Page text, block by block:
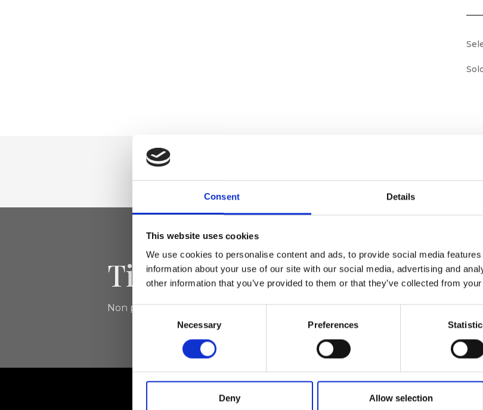
Consent Details
This website uses cookies
We use cookies to personalise content and ads, to provide social media
information about your use of our site with our social media, advertising and
other information that you’ve provided to them or that they’ve collected from
Consent
Necessary Preferences
Deny Allow selection
Tieniti aggiornato
Non perdere le novità di Ripani, iscriviti alla newsletter!